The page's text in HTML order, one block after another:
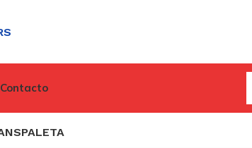
Contacto